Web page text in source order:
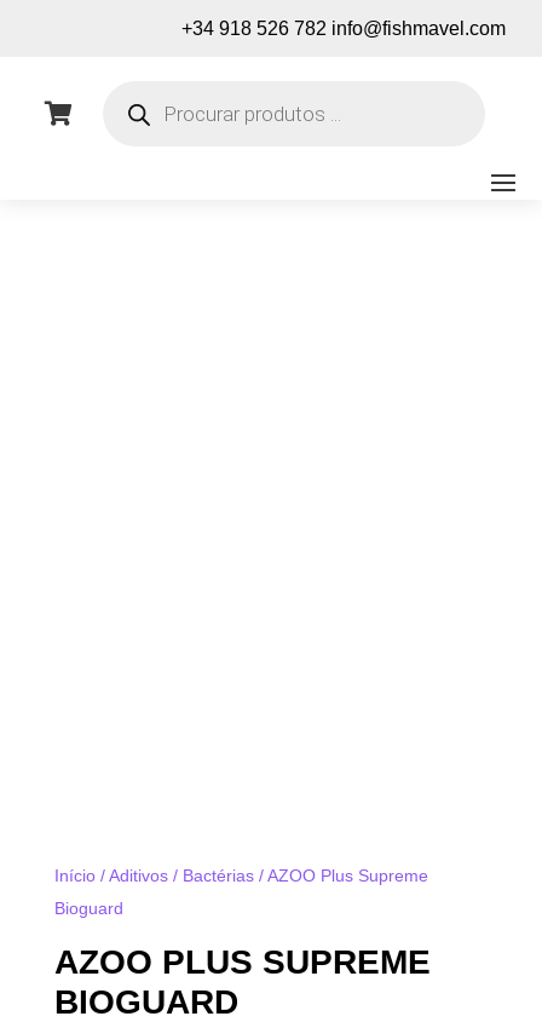
+34 918 526 782 info@fishmavel.com

produtos
Início/Aditivos/ Bactérias/ AZOO Plus Supreme
Bioguard
AZOO PLUS SUPREME
BIOGUARD